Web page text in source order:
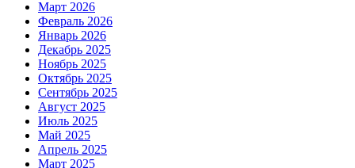
Март 2026
Февраль 2026
Январь 2026
Декабрь 2025
Ноябрь 2025
Октябрь 2025
Сентябрь 2025
Август 2025
Июль 2025
Май 2025
Апрель 2025
Март 2025